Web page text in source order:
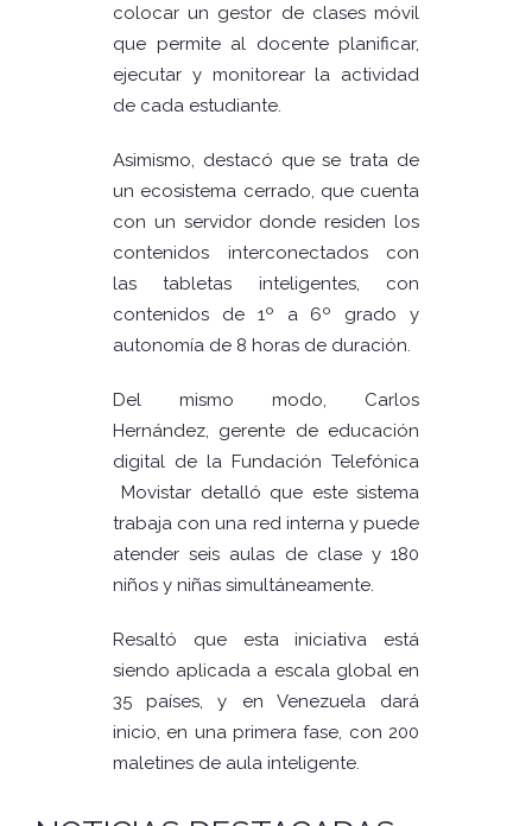
colocar un gestor de clases móvil
que permite al docente planificar,
ejecutar y monitorear la actividad
de cada estudiante.
Asimismo, destacó que se trata de
un ecosistema cerrado, que cuenta
con un servidor donde residen los
contenidos interconectados con
las tabletas inteligentes, con
contenidos de 1º a 6º grado y
autonomía de 8 horas de duración.
Del mismo modo, Carlos
Hernández, gerente de educación
digital de la Fundación Telefónica
Movistar detalló que este sistema
trabaja con una red interna y puede
atender seis aulas de clase y 180
niños y niñas simultáneamente.
Resaltó que esta iniciativa está
siendo aplicada a escala global en
35 países, y en Venezuela dará
inicio, en una primera fase, con 200
maletines de aula inteligente.